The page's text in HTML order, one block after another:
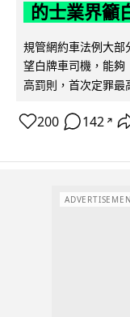
的士業界籲
規管網約車法例大部
望白牌車司機，能夠
高罰則，首次定罪最
200 142 ↗